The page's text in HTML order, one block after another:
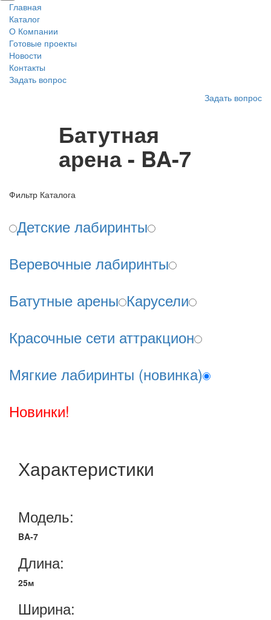
Главная
Каталог
О Компании
Готовые проекты
Новости
Контакты
Задать вопрос
Задать вопрос
Батутная
арена - BA-7
Фильтр Каталога
Детские лабиринты
Веревочные лабиринты
Батутные арены Карусели
Красочные сети аттракцион
Мягкие лабиринты (новинка)
Новинки!
Характеристики
Модель:
BA-7
Длина:
25м
Ширина: